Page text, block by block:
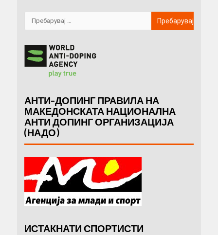
АНТИ-ДОПИНГ ПРАВИЛА НА
МАКЕДОНСКАТА НАЦИОНАЛНА
АНТИ ДОПИНГ ОРГАНИЗАЦИЈА
(НАДО)
ИСТАКНАТИ СПОРТИСТИ